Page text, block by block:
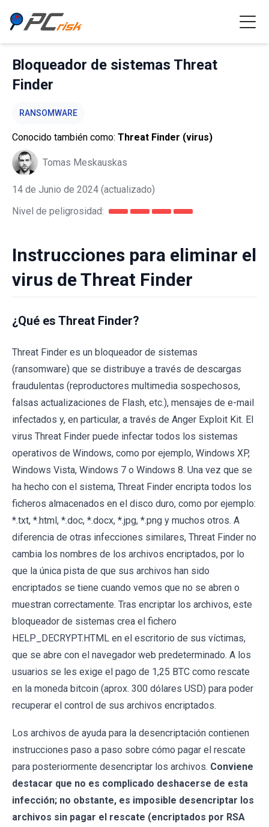
Bloqueador de sistemas Threat
Finder
RANSOMWARE
Conocido también como: Threat Finder (virus)
Tomas Meskauskas
14 de Junio de 2024 (actualizado)
Nivel de peligrosidad:
Instrucciones para eliminar el
virus de Threat Finder
¿Qué es Threat Finder?
Threat Finder es un bloqueador de sistemas
(ransomware) que se distribuye a través de descargas
fraudulentas (reproductores multimedia sospechosos,
falsas actualizaciones de Flash, etc.), mensajes de e-mail
infectados y, en particular, a través de Anger Exploit Kit. El
virus Threat Finder puede infectar todos los sistemas
operativos de Windows, como por ejemplo, Windows XP,
Windows Vista, Windows 7 o Windows 8. Una vez que se
ha hecho con el sistema, Threat Finder encripta todos los
ficheros almacenados en el disco duro, como por ejemplo:
*.txt, *.html, *.doc, *.docx, *.jpg, *.png y muchos otros. A
diferencia de otras infecciones similares, Threat Finder no
cambia los nombres de los archivos encriptados, por lo
que la única pista de que sus archivos han sido
encriptados se tiene cuando vemos que no se abren o
muestran correctamente. Tras encriptar los archivos, este
bloqueador de sistemas crea el fichero
HELP_DECRYPT.HTML en el escritorio de sus víctimas,
que se abre con el navegador web predeterminado. A los
usuarios se les exige el pago de 1,25 BTC como rescate
en la moneda bitcoin (aprox. 300 dólares USD) para poder
recuperar el control de sus archivos encriptados.
Los archivos de ayuda para la desencriptación contienen
instrucciones paso a paso sobre cómo pagar el rescate
para posteriormente desencriptar los archivos. Conviene
destacar que no es complicado deshacerse de esta
infección; no obstante, es imposible desencriptar los
archivos sin pagar el rescate (encriptados por RSA